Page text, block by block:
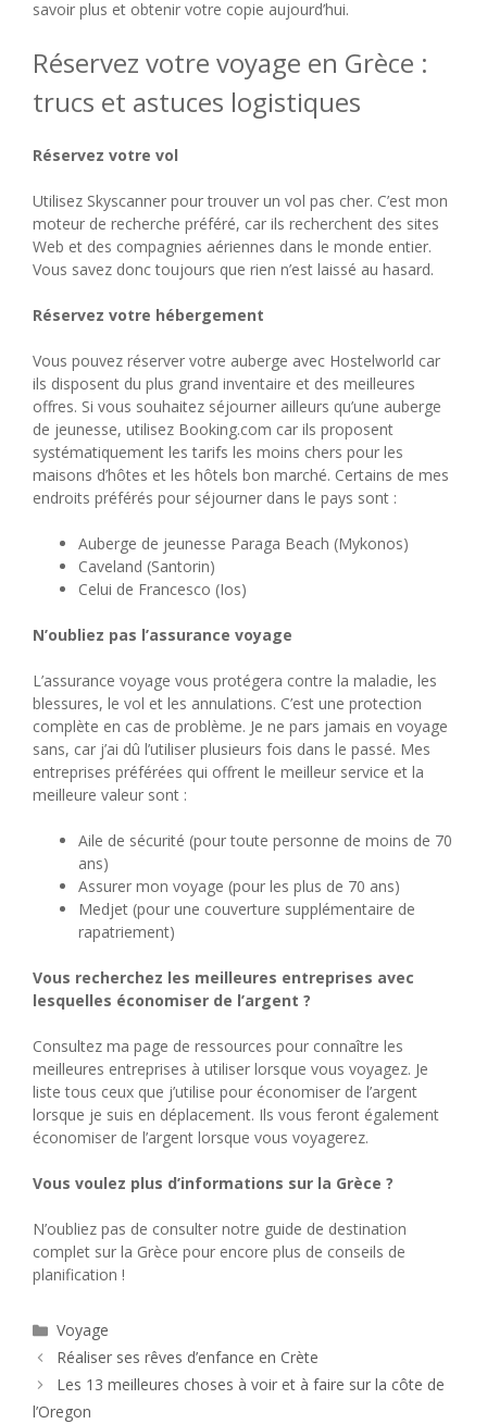
savoir plus et obtenir votre copie aujourd’hui.
Réservez votre voyage en Grèce :
trucs et astuces logistiques
Réservez votre vol
Utilisez Skyscanner pour trouver un vol pas cher. C’est mon
moteur de recherche préféré, car ils recherchent des sites
Web et des compagnies aériennes dans le monde entier.
Vous savez donc toujours que rien n’est laissé au hasard.
Réservez votre hébergement
Vous pouvez réserver votre auberge avec Hostelworld car
ils disposent du plus grand inventaire et des meilleures
offres. Si vous souhaitez séjourner ailleurs qu’une auberge
de jeunesse, utilisez Booking.com car ils proposent
systématiquement les tarifs les moins chers pour les
maisons d’hôtes et les hôtels bon marché. Certains de mes
endroits préférés pour séjourner dans le pays sont :
Auberge de jeunesse Paraga Beach (Mykonos)
Caveland (Santorin)
Celui de Francesco (Ios)
N’oubliez pas l’assurance voyage
L’assurance voyage vous protégera contre la maladie, les
blessures, le vol et les annulations. C’est une protection
complète en cas de problème. Je ne pars jamais en voyage
sans, car j’ai dû l’utiliser plusieurs fois dans le passé. Mes
entreprises préférées qui offrent le meilleur service et la
meilleure valeur sont :
Aile de sécurité (pour toute personne de moins de 70
ans)
Assurer mon voyage (pour les plus de 70 ans)
Medjet (pour une couverture supplémentaire de
rapatriement)
Vous recherchez les meilleures entreprises avec
lesquelles économiser de l’argent ?
Consultez ma page de ressources pour connaître les
meilleures entreprises à utiliser lorsque vous voyagez. Je
liste tous ceux que j’utilise pour économiser de l’argent
lorsque je suis en déplacement. Ils vous feront également
économiser de l’argent lorsque vous voyagerez.
Vous voulez plus d’informations sur la Grèce ?
N’oubliez pas de consulter notre guide de destination
complet sur la Grèce pour encore plus de conseils de
planification !
Catégories
Voyage
Réaliser ses rêves d’enfance en Crète
Les 13 meilleures choses à voir et à faire sur la côte de
l’Oregon